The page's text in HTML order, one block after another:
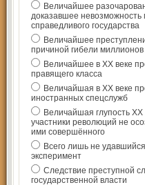
Величайшее
доказавшее невозможность
справедливого государства
Величайшее
причиной гибели
Величайшее в ХХ веке
правящего класса
Величайшая в ХХ веке
иностранных спецслужб
Величайшая глупость ХХ
участники революций не
ими совершённого
Всего лишь не
эксперимент
Следствие преступной
государственной власти